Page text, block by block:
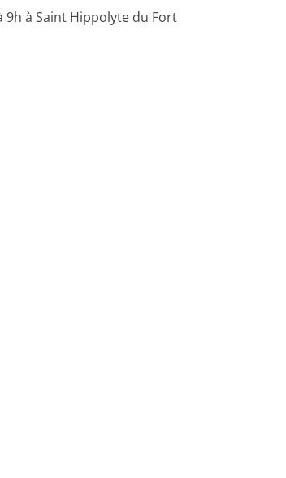
9h à Saint Hippolyte du Fort